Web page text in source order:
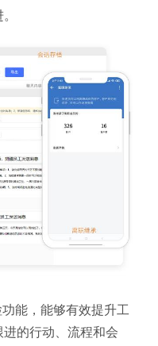
能，能够有效提升工
的行动、流程和会